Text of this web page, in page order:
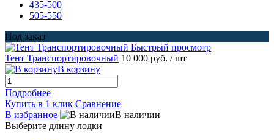
435-500
505-550
Под заказ
Быстрый просмотр
Тент Транспортировочный 10 000 руб. / шт
В корзину
Подробнее
Купить в 1 клик Сравнение
В избранное
В наличии
Выберите длину лодки